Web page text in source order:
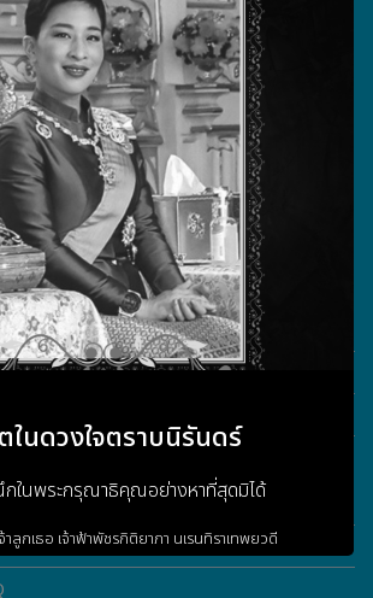
ทคโนโลยี จำกัด
าล 5 แขวงออเงิน เขตสายไหม
ร์ เวลา 08.30 - 17.30 น.
าษี 0105555180721
ในดวงใจตราบนิรันดร์
ในพระกรุณาธิคุณอย่างหาที่สุดมิได้
าลูกเธอ เจ้าฟ้าพัชรกิติยาภา นเรนทิราเทพยวดี
ลวงราชสาริณีสิริพัชรมหาวัชรราชธิดา